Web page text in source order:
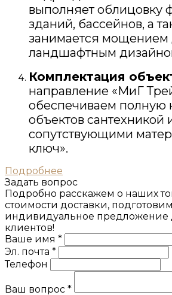
выполняет облицовку
зданий, бассейнов, а
занимается
ландшафтным
Комплектация
направление «МиГ
обеспечиваем полную
объектов сантехникой
сопутствующими
ключ».
Подробнее
Задать вопрос
Подробно расскажем о наших
стоимости доставки, подготовим
индивидуальное предложение
клиентов!
Ваше имя *
Эл. почта *
Телефон
Ваш вопрос *